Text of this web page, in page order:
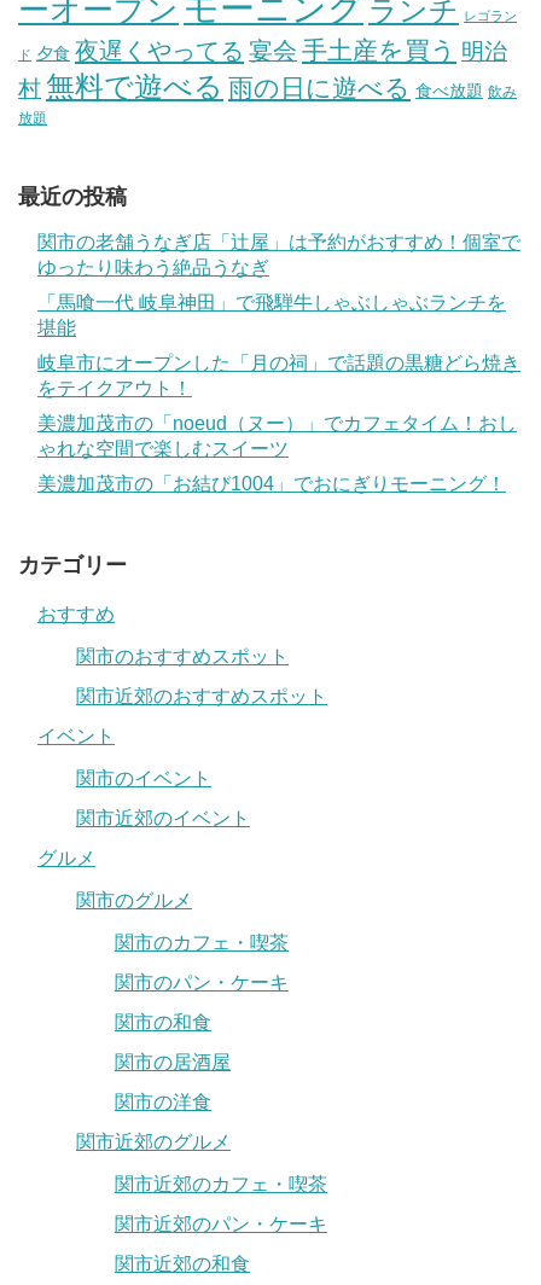
ーオープン モーニング ランチ レゴラン
ド 夕食 夜遅くやってる 宴会 手土産を買う 明治
村無料で遊べる 雨の日に遊べる 食べ放題 飲み
放題
最近の投稿
関市の老舗うなぎ店「辻屋」は予約がおすすめ！個室で
ゆったり味わう絶品うなぎ
「馬喰一代 岐阜神田」で飛騨牛しゃぶしゃぶランチを
堪能
岐阜市にオープンした「月の祠」で話題の黒糖どら焼き
をテイクアウト！
美濃加茂市の「noeud（ヌー）」でカフェタイム！おし
ゃれな空間で楽しむスイーツ
美濃加茂市の「お結び1004」でおにぎりモーニング！
カテゴリー
おすすめ
関市のおすすめスポット
関市近郊のおすすめスポット
イベント
関市のイベント
関市近郊のイベント
グルメ
関市のグルメ
関市のカフェ・喫茶
関市のパン・ケーキ
関市の和食
関市の居酒屋
関市の洋食
関市近郊のグルメ
関市近郊のカフェ・喫茶
関市近郊のパン・ケーキ
関市近郊の和食